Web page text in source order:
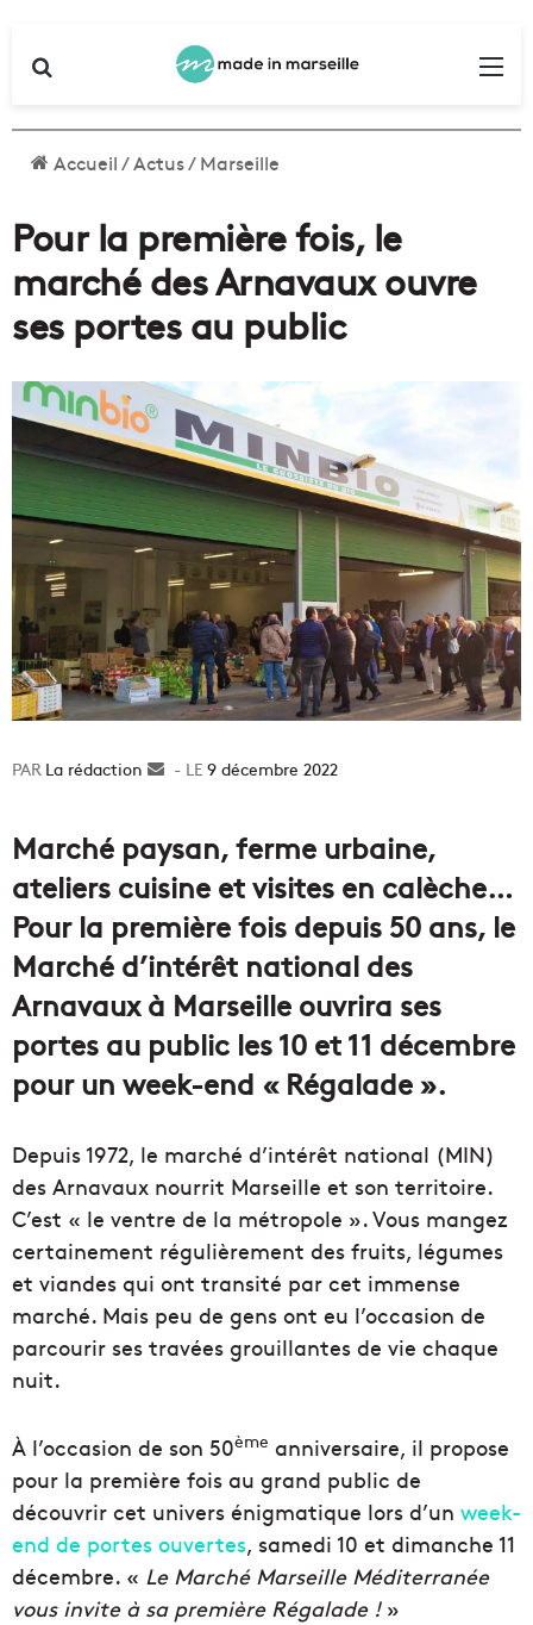
Accueil/Actus/Marseille
Pour la première fois, le
marché des Arnavaux ouvre
ses portes au public
La rédaction
Envoyer9 décembre 2022
Marché paysan, ferme urbaine,
ateliers cuisine et visites en calèche…
Pour la première fois depuis 50 ans, le
Marché d’intérêt national des
Arnavaux à Marseille ouvrira ses
portes au public les 10 et 11 décembre
pour un week-end « Régalade ».
Depuis 1972, le marché d’intérêt national (MIN)
des Arnavaux nourrit Marseille et son territoire.
C’est « le ventre de la métropole ». Vous mangez
certainement régulièrement des fruits, légumes
et viandes qui ont transité par cet immense
marché. Mais peu de gens ont eu l’occasion de
parcourir ses travées grouillantes de vie chaque
nuit.
À l’occasion de son 50ème anniversaire, il propose
pour la première fois au grand public de
découvrir cet univers énigmatique lors d’un week-
end de portes ouvertes, samedi 10 et dimanche 11
décembre. « Le Marché Marseille Méditerranée
vous invite à sa première Régalade !»